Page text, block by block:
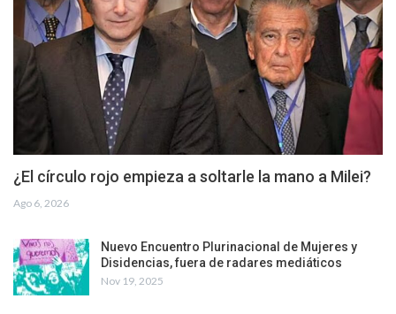
¿El círculo rojo empieza a soltarle la mano a Milei?
Ago 6, 2026
Nuevo Encuentro Plurinacional de Mujeres y
Disidencias, fuera de radares mediáticos
Nov 19, 2025